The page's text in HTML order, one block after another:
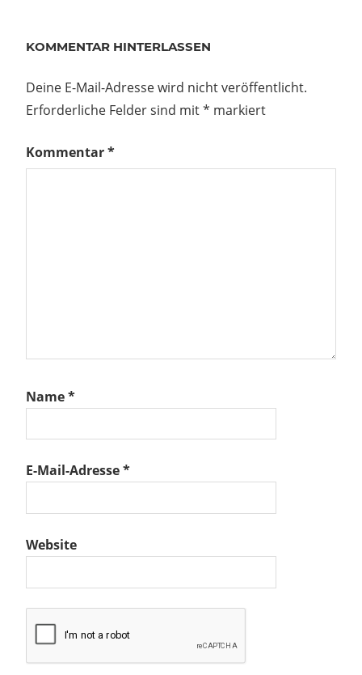
KOMMENTAR HINTERLASSEN
Deine E-Mail-Adresse wird nicht veröffentlicht.
Erforderliche Felder sind mit* markiert
Kommentar*
Name*
E-Mail-Adresse*
Website